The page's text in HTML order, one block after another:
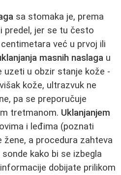
sa stomaka je, prema
predel, jer se tu često
već u prvoj ili
masnih naslaga u
uzeti u obzir stanje kože -
kože, ultrazvuk ne
pa se preporučuje
tretmanom. Uklanjanjem
i leđima (poznati
žene, a procedura zahteva
kako bi se izbegla
dobijate prilikom